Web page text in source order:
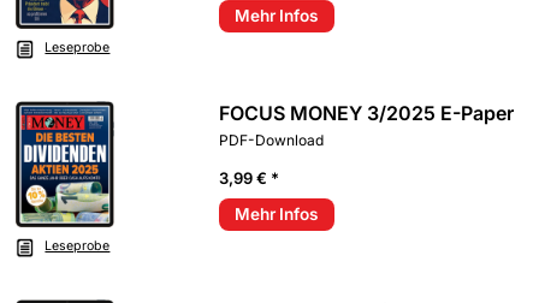
Leseprobe
Mehr Infos
Leseprobe
FOCUS MONEY 3/2025 E-Paper
PDF-Download
3,99 € *
Mehr Infos